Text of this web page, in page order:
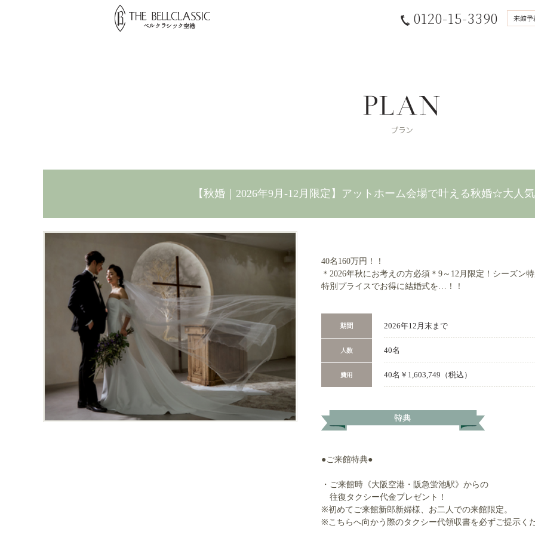
0120-15-3390 来館予
【秋婚｜2026年9月-12月限定】アットホーム会場で叶える秋婚☆大人
40名160万円！！
＊2026年秋にお考えの方必須＊9～12月限定！シーズン
特別プライスでお得に結婚式を…！！
2026年12月末まで
40名
40名￥1,603,749（税込）
●ご来館特典●
・ご来館時《大阪空港・阪急蛍池駅》からの
往復タクシー代金プレゼント！
※初めてご来館新郎新婦様、お二人での来館限定。
※こちらへ向かう際のタクシー代領収書を必ずご提示くだ